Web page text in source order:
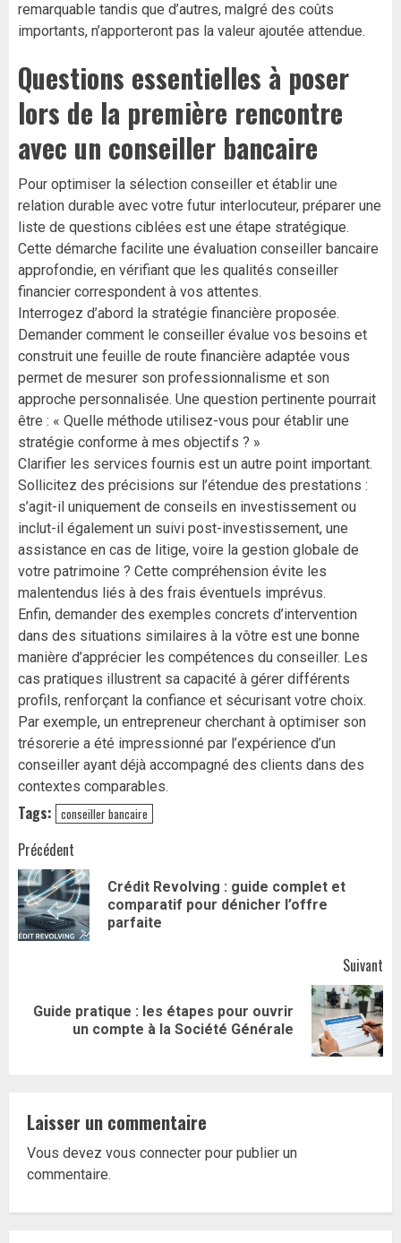
remarquable tandis que d’autres, malgré des coûts
importants, n’apporteront pas la valeur ajoutée attendue.
Questions essentielles à poser
lors de la première rencontre
avec un conseiller bancaire
Pour optimiser la sélection conseiller et établir une
relation durable avec votre futur interlocuteur, préparer une
liste de questions ciblées est une étape stratégique.
Cette démarche facilite une évaluation conseiller bancaire
approfondie, en vérifiant que les qualités conseiller
financier correspondent à vos attentes.
Interrogez d’abord la stratégie financière proposée.
Demander comment le conseiller évalue vos besoins et
construit une feuille de route financière adaptée vous
permet de mesurer son professionnalisme et son
approche personnalisée. Une question pertinente pourrait
être : « Quelle méthode utilisez-vous pour établir une
stratégie conforme à mes objectifs ? »
Clarifier les services fournis est un autre point important.
Sollicitez des précisions sur l’étendue des prestations :
s’agit-il uniquement de conseils en investissement ou
inclut-il également un suivi post-investissement, une
assistance en cas de litige, voire la gestion globale de
votre patrimoine ? Cette compréhension évite les
malentendus liés à des frais éventuels imprévus.
Enfin, demander des exemples concrets d’intervention
dans des situations similaires à la vôtre est une bonne
manière d’apprécier les compétences du conseiller. Les
cas pratiques illustrent sa capacité à gérer différents
profils, renforçant la confiance et sécurisant votre choix.
Par exemple, un entrepreneur cherchant à optimiser son
trésorerie a été impressionné par l’expérience d’un
conseiller ayant déjà accompagné des clients dans des
contextes comparables.
Tags: conseiller bancaire
Navigation
d’article
Précédent
Crédit Revolving : guide complet et
comparatif pour dénicher l’offre
parfaite
Suivant
Article
Guide pratique : les étapes pour ouvrir
un compte à la Société Générale
Laisser un commentaire
Vous devez vous connecter pour publier un
commentaire.